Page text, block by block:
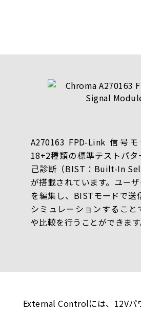
A270163 FPD-Link 信号
18+2種類の標準テストパタ
己診断（BIST：Built-In
が搭載されています。ユー
を編集し、BISTモードで送
シミュレーションすること
や比較を行うことができます
External Controlには、12Vパ